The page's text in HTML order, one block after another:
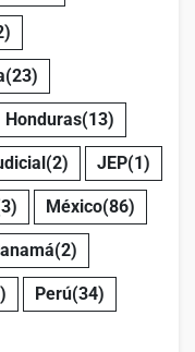
(23)
Honduras(13)
(2) JEP(1)
México(86)
(2)
Perú(34)